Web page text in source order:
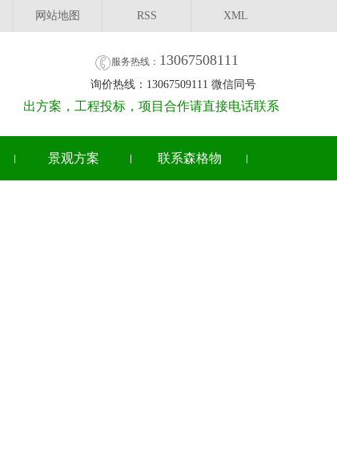
网站地图 RSS XML
服务热线： 13067508111
询价热线：13067509111 微信同号
出方案，工程投标，项目合作请直接电话联系
景观方案 联系森格物